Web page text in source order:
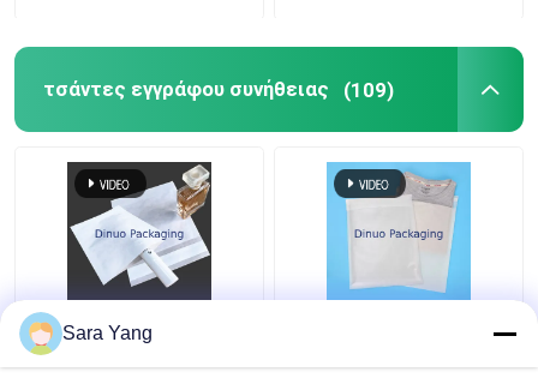
τσάντες εγγράφου συνήθειας (109)
Ημι αδιαφανής σαφής
διαφανής
Sara Yang